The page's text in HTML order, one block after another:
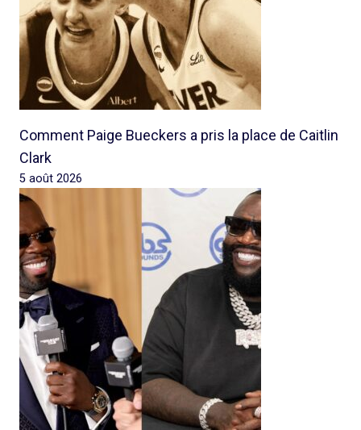
Comment Paige Bueckers a pris la place de Caitlin
Clark
5 août 2026